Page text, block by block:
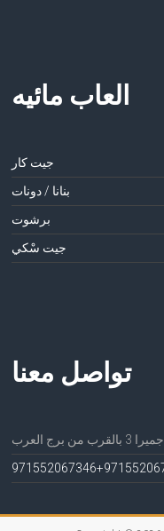
العاب مائيه
جيت كار
بنانا / دونات
برشوت
جيت سْكي
تواصل معنا
جميرا 3 بالقرب من برج العرب